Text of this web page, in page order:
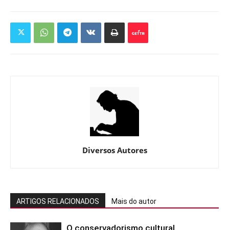
Diversos Autores
ARTIGOS RELACIONADOS Mais do autor
O conservadorismo cultural